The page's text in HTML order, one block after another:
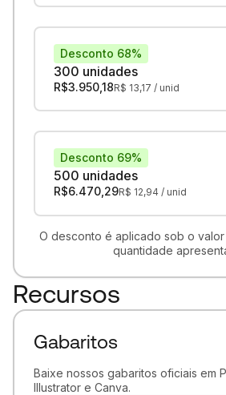
300 unidades
Desconto 68%
R$3.950,18R$ 13,17 / unid
500 unidades
Desconto 69%
R$6.470,29R$ 12,94 / unid
O desconto é aplicado sob o
quantidade
Recursos
Gabaritos
Baixe nossos gabaritos oficiais em
Illustrator e Canva.